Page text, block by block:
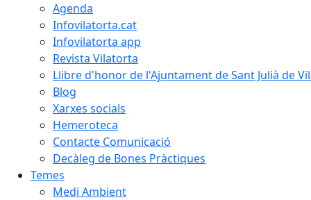
Agenda
Infovilatorta.cat
Infovilatorta app
Revista Vilatorta
Llibre d'honor de l'Ajuntament de Sant Julià de
Blog
Xarxes socials
Hemeroteca
Contacte Comunicació
Decàleg de Bones Pràctiques
Temes
Medi Ambient